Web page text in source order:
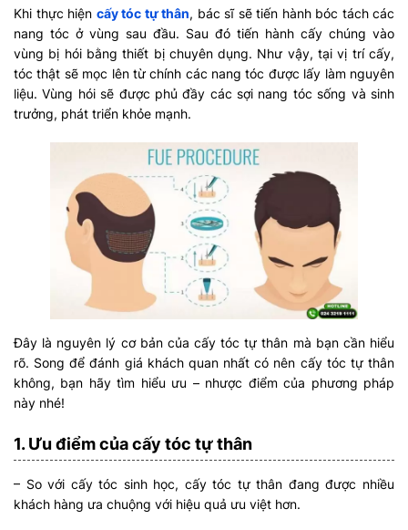
Khi thực hiện cấy tóc tự thân, bác sĩ sẽ tiến hành bóc tách các
nang tóc ở vùng sau đầu. Sau đó tiến hành cấy chúng vào
vùng bị hói bằng thiết bị chuyên dụng. Như vậy, tại vị trí cấy,
tóc thật sẽ mọc lên từ chính các nang tóc được lấy làm nguyên
liệu. Vùng hói sẽ được phủ đầy các sợi nang tóc sống và sinh
trưởng, phát triển khỏe mạnh.
Đây là nguyên lý cơ bản của cấy tóc tự thân mà bạn cần hiểu
rõ. Song để đánh giá khách quan nhất có nên cấy tóc tự thân
không, bạn hãy tìm hiểu ưu – nhược điểm của phương pháp
này nhé!
1. Ưu điểm của cấy tóc tự thân
– So với cấy tóc sinh học, cấy tóc tự thân đang được nhiều
khách hàng ưa chuộng với hiệu quả ưu việt hơn.